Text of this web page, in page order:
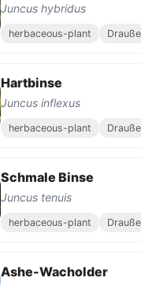
Juncus hybridus
herbaceous-plant
Hartbinse
Juncus inflexus
herbaceous-plant
Schmale Binse
Juncus tenuis
herbaceous-plant
Ashe-Wacholder